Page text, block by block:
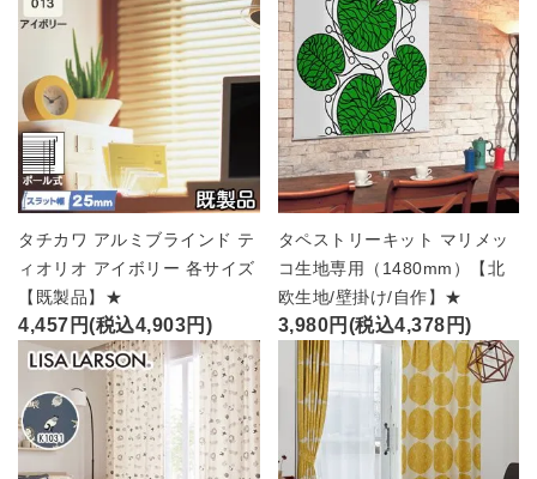
タチカワ アルミブラインド テ
ィオリオ アイボリー 各サイズ
【既製品】★
4,457円(税込4,903円)
タペストリーキット マリメッ
コ生地専用（1480mm）【北
欧生地/壁掛け/自作】★
3,980円(税込4,378円)